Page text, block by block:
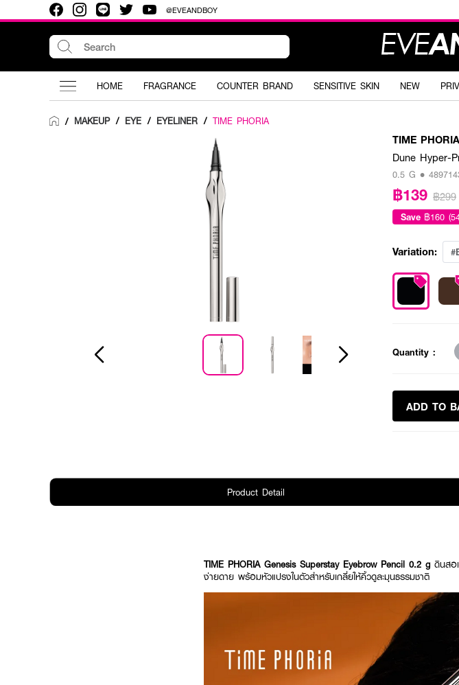
@EVEANDBOY
HOME FRAGRANCE COUNTER BRAND SENSITIVE SKIN NEW
/ MAKEUP / EYE / EYELINER / TIME PHORIA
TIME PHORIA
Dune Hyper-
0.5 G •
฿139 ฿299
Save ฿160
Variation:
Quantity :
ADD TO
Product Detail
TIME PHORIA Genesis Superstay Eyebrow Pencil 0.2 g ดินสอ
ง่ายดาย พร้อมหัวแปรงในตัวสำหรับเกลี่ยให้คิ้วดูละมุนธรรมชาติ